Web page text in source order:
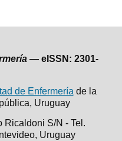
— eISSN: 2301-
de Enfermería de la
Uruguay
Ricaldoni S/N - Tel.
Uruguay